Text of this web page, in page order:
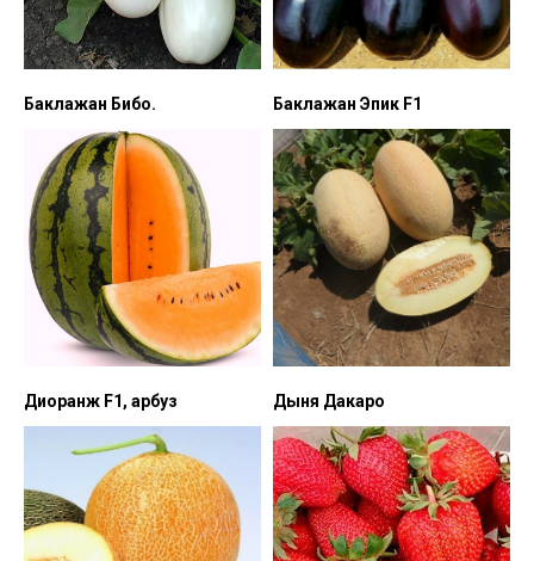
Баклажан Бибо. Баклажан Эпик F1
Диоранж F1, арбуз Дыня Дакаро